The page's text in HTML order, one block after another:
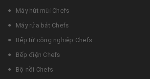
Máy hút mùi Chefs
Máy rửa bát Chefs
Bếp từ công nghiệp Chefs
Bếp điện Chefs
Bộ nồi Chefs